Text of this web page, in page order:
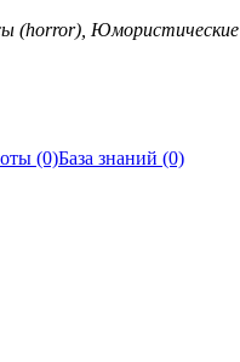
(horror),
(0)База знаний (0)